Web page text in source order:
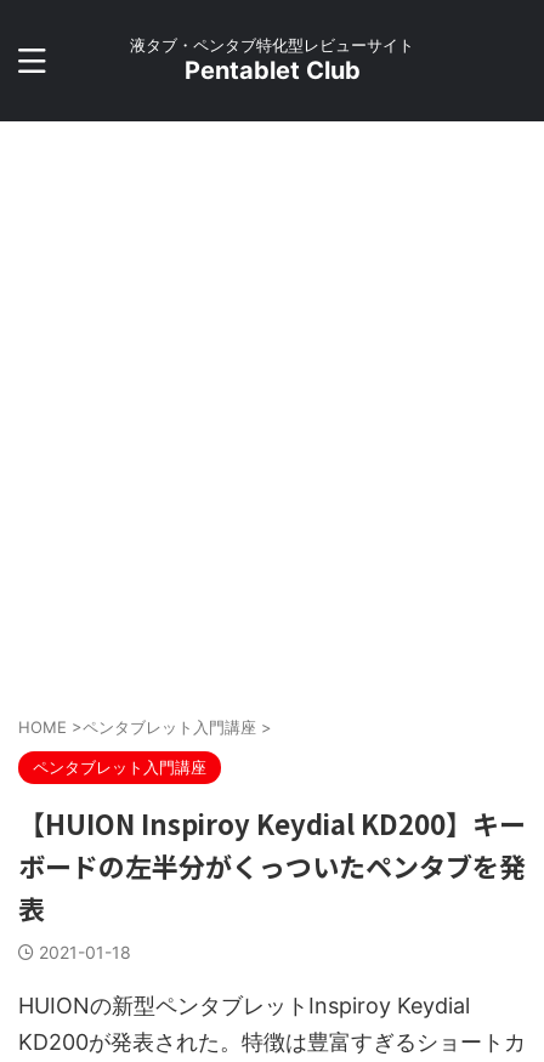
液タブ・ペンタブ特化型レビューサイト
Pentablet Club
HOME >ペンタブレット入門講座 >
ペンタブレット入門講座
【HUION Inspiroy Keydial KD200】キー
ボードの左半分がくっついたペンタブを発
表
2021-01-18
HUIONの新型ペンタブレットInspiroy Keydial
KD200が発表された。特徴は豊富すぎるショートカ